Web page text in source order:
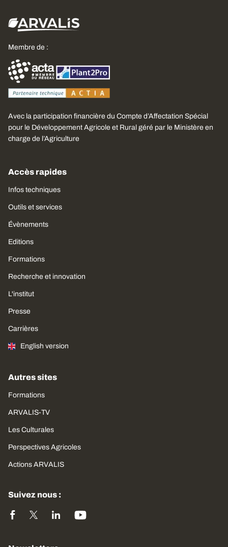
Membre de :
Avec la participation financière du Compte d’Affectation Spécial
pour le Développement Agricole et Rural géré par le Ministère en
charge de l’Agriculture
Accès rapides
Infos techniques
Outils et services
Évènements
Editions
Formations
Recherche et innovation
L'institut
Presse
Carrières
English version
Autres sites
Formations
ARVALIS-TV
Les Culturales
Perspectives Agricoles
Actions ARVALIS
Suivez nous :